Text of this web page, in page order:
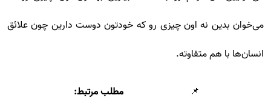
می‌خوان بدین نه اون چیزی رو که خودتون دوست دارین چون علائق
انسان‌ها با هم متفاوته.
📌 مطلب مرتبط: